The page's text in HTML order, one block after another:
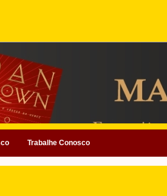
Trabalhe Conosco